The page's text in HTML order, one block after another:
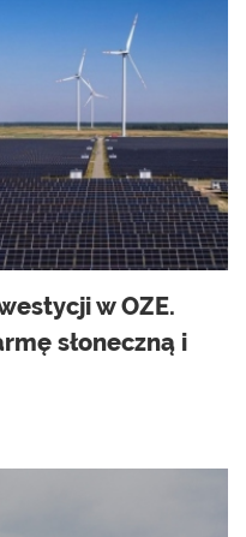
w OZE.
słoneczną i